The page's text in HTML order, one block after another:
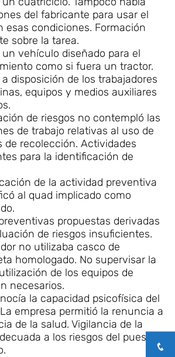
del fabricante para usar el
esas condiciones. Formación
sobre la tarea.
un vehículo diseñado para el
como si fuera un tractor.
disposición de los trabajadores
equipos y medios auxiliares
de riesgos no contempló las
de trabajo relativas al uso de
de recolección. Actividades
para la identificación de
de la actividad preventiva
al quad implicado como
propuestas derivadas
de riesgos insuficientes.
no utilizaba casco de
homologado. No supervisar la
de los equipos de
necesarios.
la capacidad psicofísica del
empresa permitió la renuncia a
de la salud. Vigilancia de la
a los riesgos del puesto